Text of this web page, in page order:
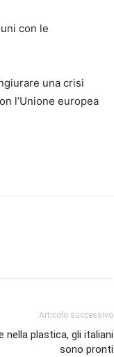
con le
una crisi
l’Unione europea
Articolo successivo
plastica, gli italiani
sono pronti